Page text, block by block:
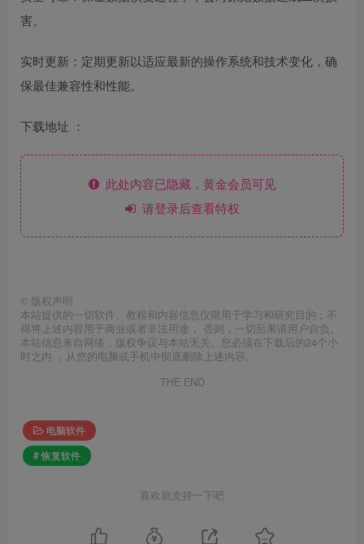
害。
实时更新：定期更新以适应最新的操作系统和技术变化，确
保最佳兼容性和性能。
下载地址 ：
此处内容已隐藏，黄金会员可见
请登录后查看特权
© 版权声明
本站提供的一切软件、教程和内容信息仅限用于学习和研究目的；不
得将上述内容用于商业或者非法用途， 否则，一切后果请用户自负。
本站信息来自网络，版权争议与本站无关。您必须在下载后的24个小
时之内 ，从您的电脑或手机中彻底删除上述内容。
THE END
电脑软件
# 恢复软件
喜欢就支持一下吧